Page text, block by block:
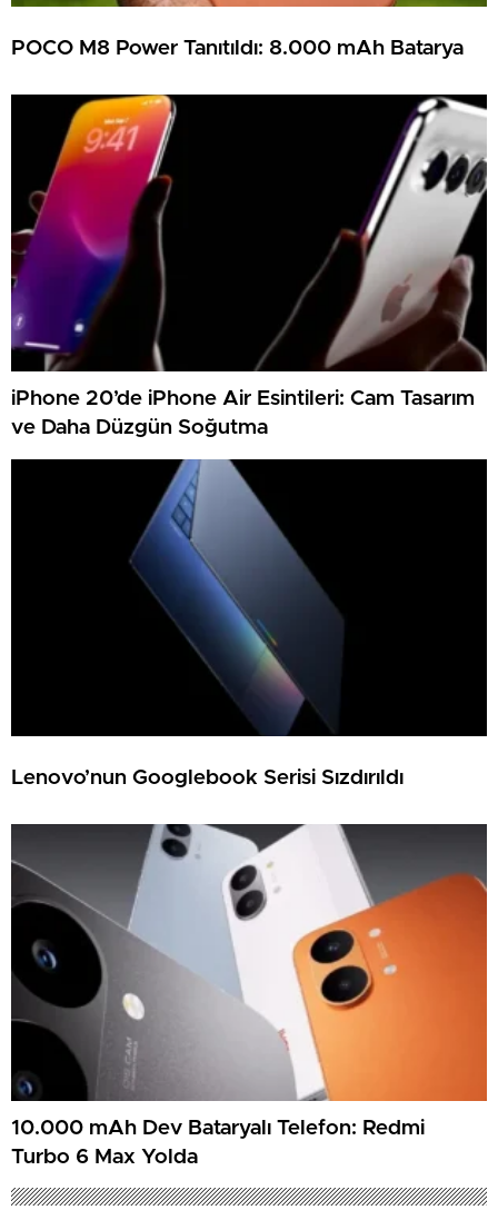
POCO M8 Power Tanıtıldı: 8.000 mAh Batarya
iPhone 20’de iPhone Air Esintileri: Cam Tasarım
ve Daha Düzgün Soğutma
Lenovo’nun Googlebook Serisi Sızdırıldı
10.000 mAh Dev Bataryalı Telefon: Redmi
Turbo 6 Max Yolda